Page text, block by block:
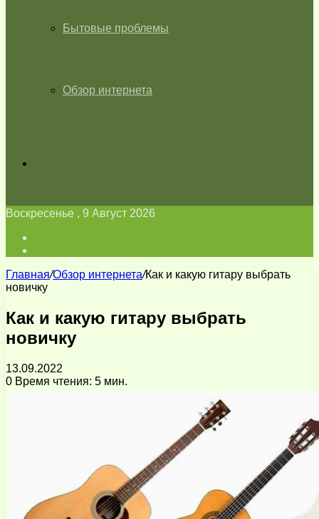
Бытовые проблемы
Обзор интернета
Воскресенье , 9 Август 2026
Главная/Обзор интернета/Как и какую гитару выбрать
новичку
Как и какую гитару выбрать
новичку
13.09.2022
0 Время чтения: 5 мин.